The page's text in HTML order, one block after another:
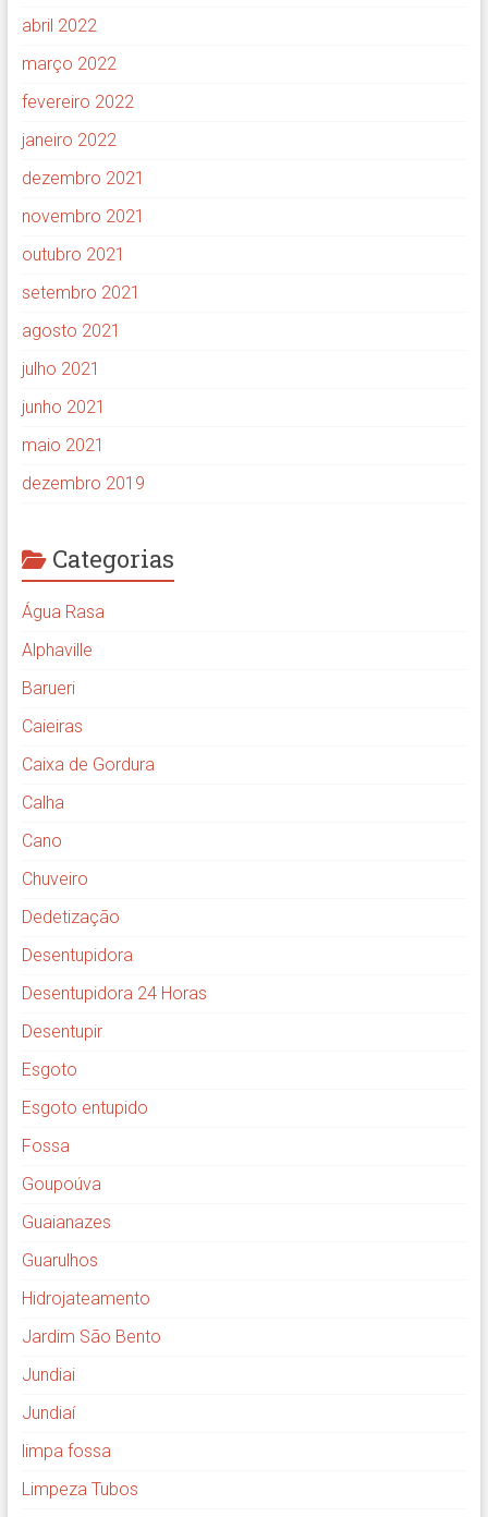
abril 2022
março 2022
fevereiro 2022
janeiro 2022
dezembro 2021
novembro 2021
outubro 2021
setembro 2021
agosto 2021
julho 2021
junho 2021
maio 2021
dezembro 2019
Categorias
Água Rasa
Alphaville
Barueri
Caieiras
Caixa de Gordura
Calha
Cano
Chuveiro
Dedetização
Desentupidora
Desentupidora 24 Horas
Desentupir
Esgoto
Esgoto entupido
Fossa
Goupoúva
Guaianazes
Guarulhos
Hidrojateamento
Jardim São Bento
Jundiai
Jundiaí
limpa fossa
Limpeza Tubos